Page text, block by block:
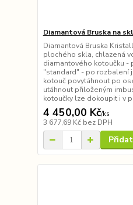
Diamantová Bruska na
Diamantová Bruska
plochého skla, chlazená
diamantového kotoučku -
"standard" - po rozbalení
kotouč povytáhnout po
utáhnout přiloženým
kotoučky lze dokoupit i v
4 450,00 Kč/ks
3 677,69 Kč bez DPH